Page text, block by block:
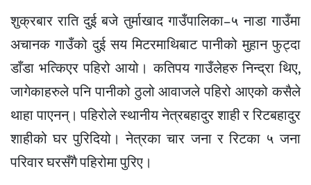
शुक्रबार राति दुई बजे तुर्माखाद गाउँपालिका–५ नाडा गाउँमा
अचानक गाउँको दुई सय मिटरमाथिबाट पानीको मुहान फुट्दा
डाँडा भत्किएर पहिरो आयो। कतिपय गाउँलेहरु निन्द्रा थिए,
जागेकाहरुले पनि पानीको ठुलो आवाजले पहिरो आएको कसैले
थाहा पाएनन्। पहिरोले स्थानीय नेत्रबहादुर शाही र रिटबहादुर
शाहीको घर पुरिदियो। नेत्रका चार जना र रिटका ५ जना
परिवार घरसँगै पहिरोमा पुरिए।